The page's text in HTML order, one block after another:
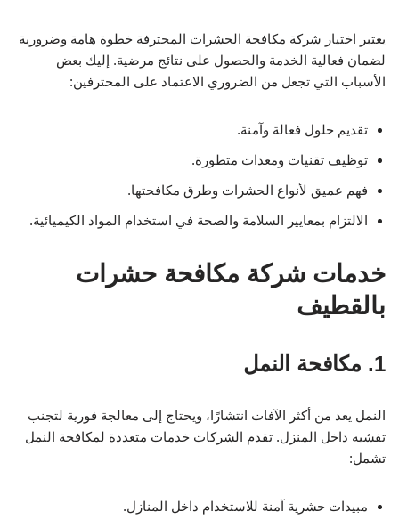
يعتبر اختيار شركة مكافحة الحشرات المحترفة خطوة هامة وضرورية
لضمان فعالية الخدمة والحصول على نتائج مرضية. إليك بعض
الأسباب التي تجعل من الضروري الاعتماد على المحترفين:
تقديم حلول فعالة وآمنة.
توظيف تقنيات ومعدات متطورة.
فهم عميق لأنواع الحشرات وطرق مكافحتها.
الالتزام بمعايير السلامة والصحة في استخدام المواد الكيميائية.
خدمات شركة مكافحة حشرات
بالقطيف
1. مكافحة النمل
النمل يعد من أكثر الآفات انتشارًا، ويحتاج إلى معالجة فورية لتجنب
تفشيه داخل المنزل. تقدم الشركات خدمات متعددة لمكافحة النمل
تشمل:
مبيدات حشرية آمنة للاستخدام داخل المنازل.